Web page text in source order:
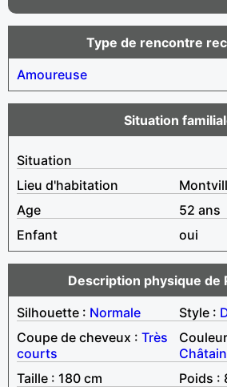
Type de rencontre
Amoureuse
Situation
Situation
Lieu d'habitation
Age
52 ans
Enfant
oui
Description physique de
Silhouette : Normale Style :
Coupe de cheveux : Très
courts
Taille : 180 cm
Poids :